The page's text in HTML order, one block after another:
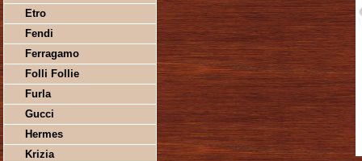
Etro
Fendi
Ferragamo
Folli Follie
Furla
Gucci
Hermes
Krizia